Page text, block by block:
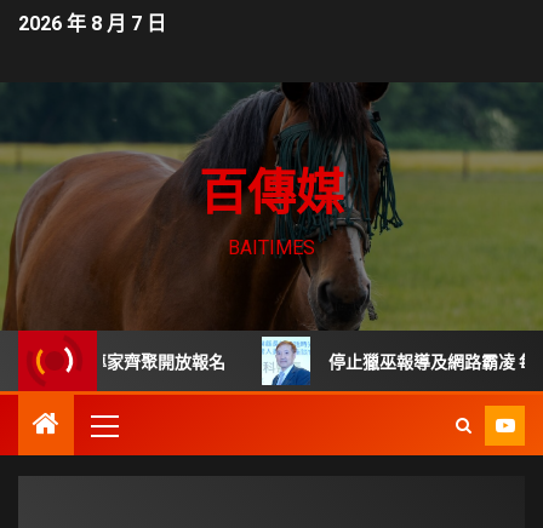
2026 年 8 月 7 日
百傳媒
BAITIMES
尖專家齊聚開放報名 停止獵巫報導及網路霸凌 每起詐騙